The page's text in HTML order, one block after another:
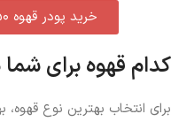
خرید پودر قهوه ۵۰ عربیکا ۵۰ روبوستا infinity
کدام قهوه برای
برای انتخاب بهترین نوع قهوه،